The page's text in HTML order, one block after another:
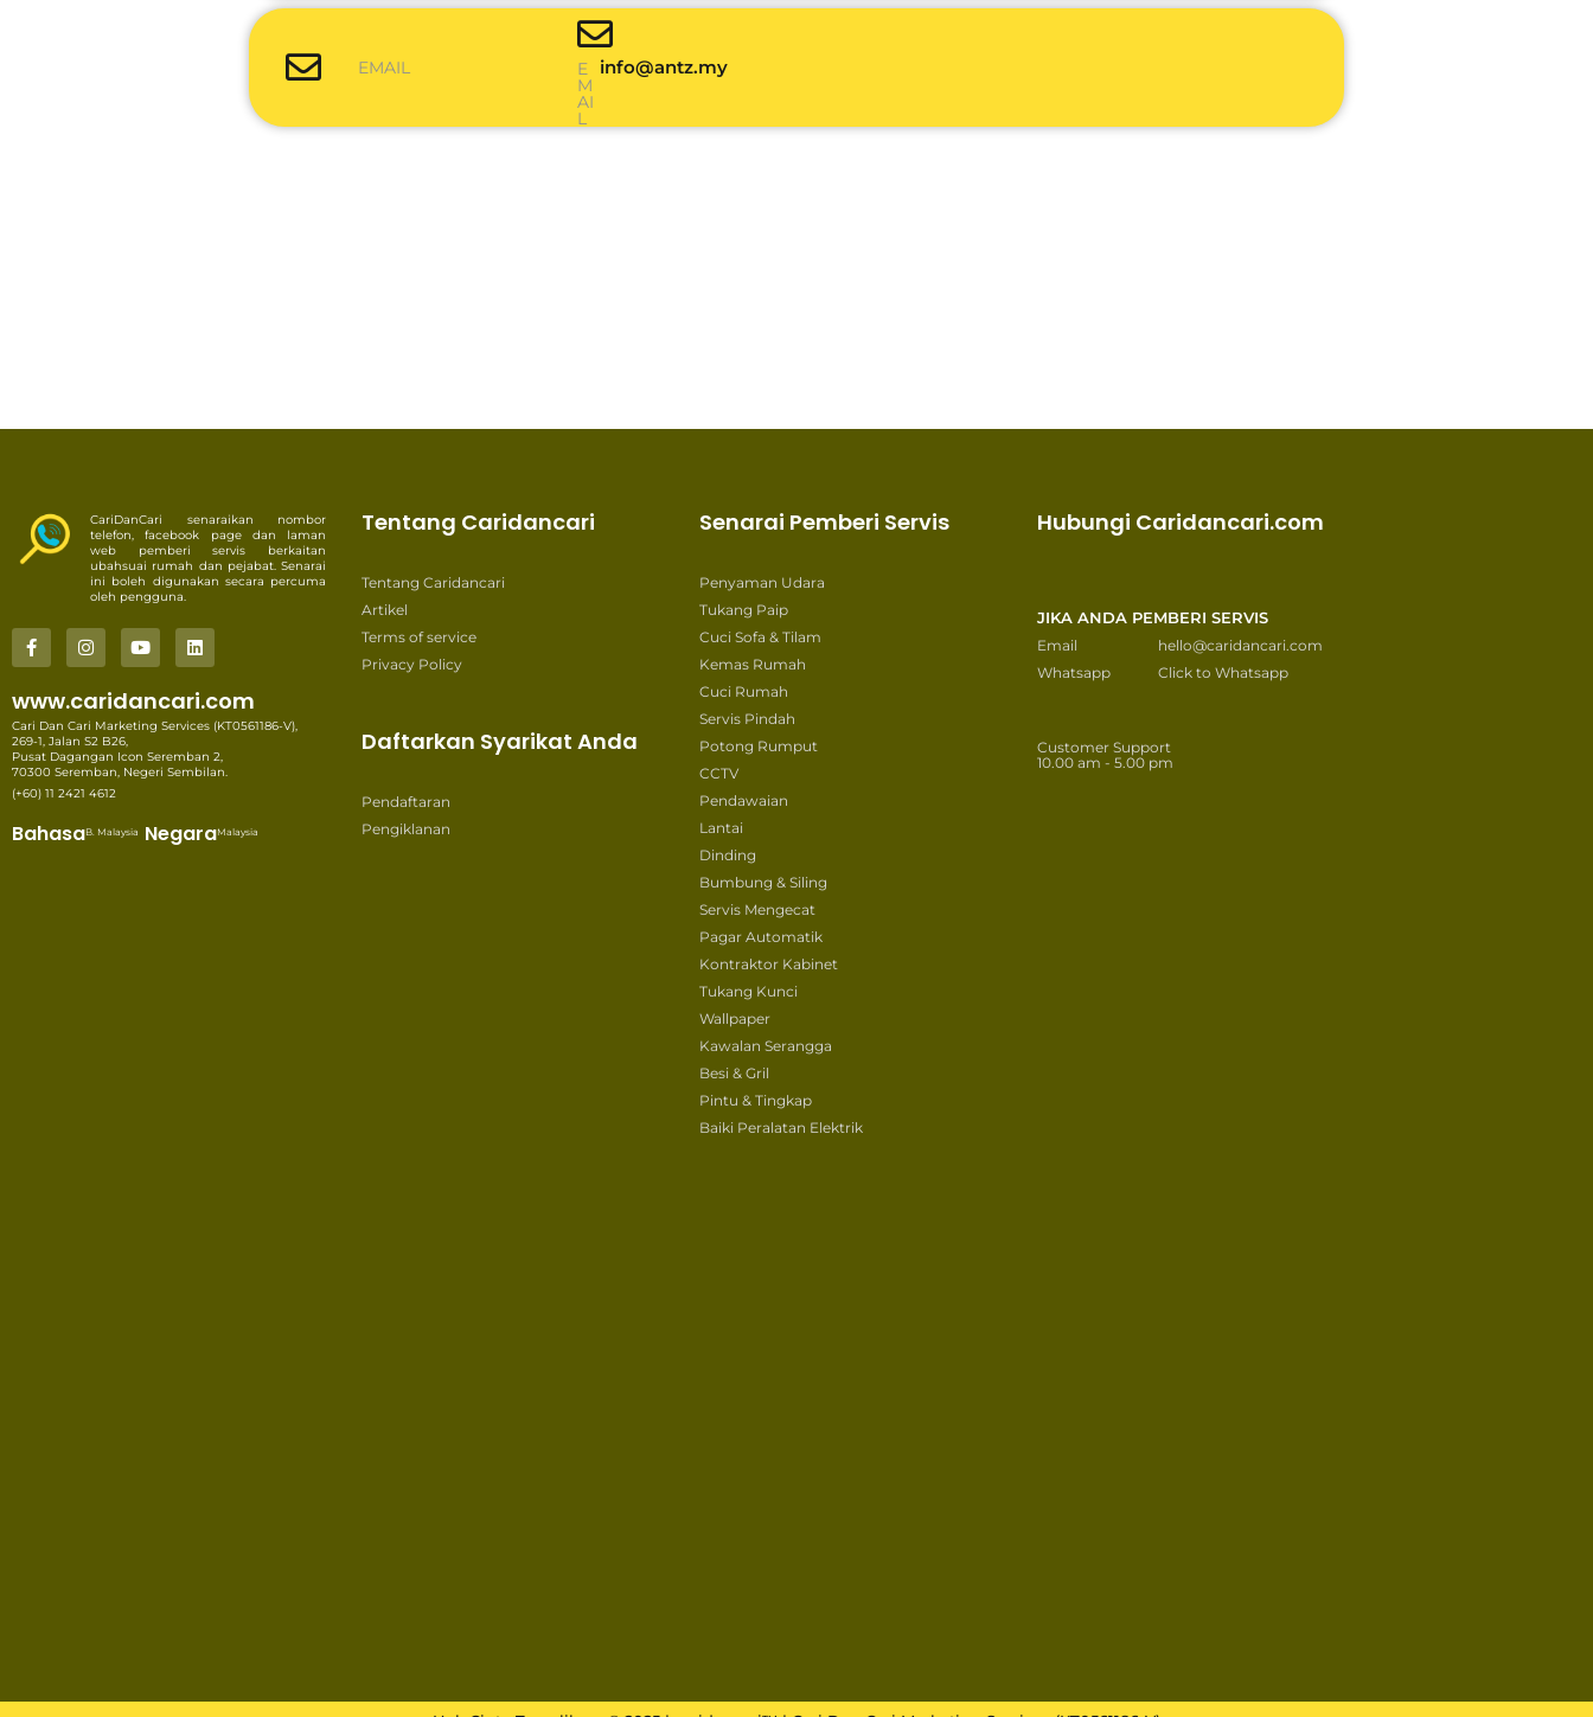
EMAIL E
M
AI
L
info@antz.my
CariDanCari senaraikan nombor
telefon, facebook page dan laman
web pemberi servis berkaitan
ubahsuai rumah dan pejabat. Senarai
ini boleh digunakan secara percuma
oleh pengguna.
www.caridancari.com
Cari Dan Cari Marketing Services (KT0561186-V),
269-1, Jalan S2 B26,
Pusat Dagangan Icon Seremban 2,
70300 Seremban, Negeri Sembilan.
(+60) 11 2421 4612
BahasaB. Malaysia NegaraMalaysia
Tentang Caridancari
Tentang Caridancari
Artikel
Terms of service
Privacy Policy
Daftarkan Syarikat Anda
Pendaftaran
Pengiklanan
Senarai Pemberi Servis
Penyaman Udara
Tukang Paip
Cuci Sofa & Tilam
Kemas Rumah
Cuci Rumah
Servis Pindah
Potong Rumput
CCTV
Pendawaian
Lantai
Dinding
Bumbung & Siling
Servis Mengecat
Pagar Automatik
Kontraktor Kabinet
Tukang Kunci
Wallpaper
Kawalan Serangga
Besi & Gril
Pintu & Tingkap
Baiki Peralatan Elektrik
Hubungi Caridancari.com
JIKA ANDA PEMBERI SERVIS
Email
hello@caridancari.com
Whatsapp
Click to Whatsapp
Customer Support
10.00 am - 5.00 pm